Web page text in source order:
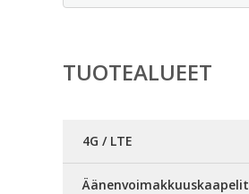
TUOTEALUEET
4G / LTE
Äänenvoimakkuuskaapelit